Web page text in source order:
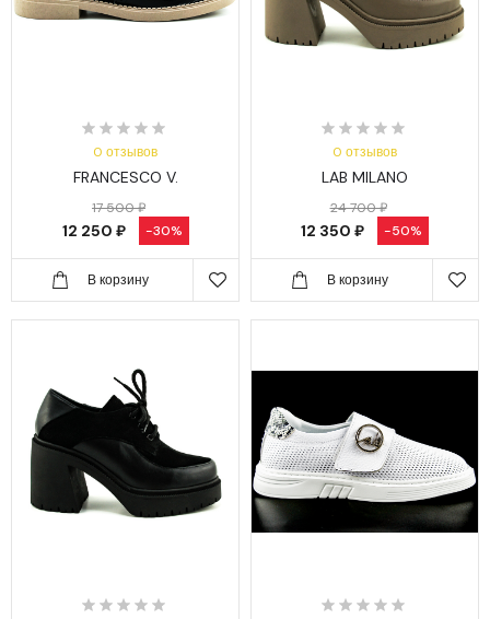
0 отзывов
FRANCESCO V.
17 500 ₽
12 250 ₽ -30%
В корзину
0 отзывов
LAB MILANO
24 700 ₽
12 350 ₽ -50%
В корзину